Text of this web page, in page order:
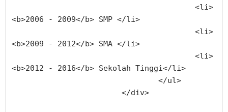
<b>2006 - 2009</b> SMP </li>
<b>2009 - 2012</b> SMA </li>
<b>2012 - 2016</b> Sekolah Tinggi</li>
				</ul>
			</div>